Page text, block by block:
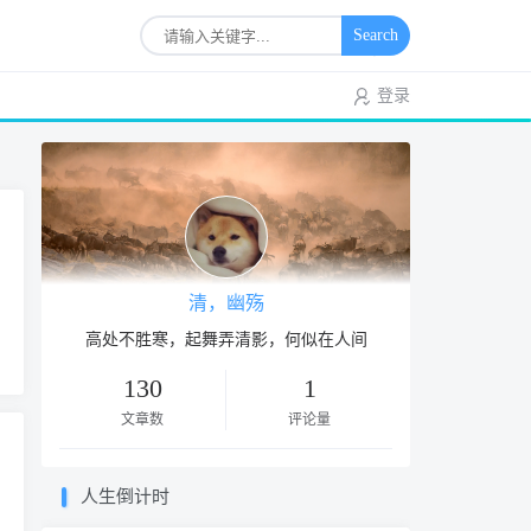
Search
登录
清，幽殇
高处不胜寒，起舞弄清影，何似在人间
130
文章数
1
评论量
人生倒计时